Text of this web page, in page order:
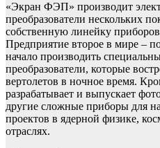
«Экран ФЭП» производит
преобразователи нескольких
собственную линейку
Предприятие второе в мире –
начало производить
преобразователи, которые
вертолетов в ночное время.
разрабатывает и выпускает
другие сложные приборы для
проектов в ядерной физике,
отраслях.